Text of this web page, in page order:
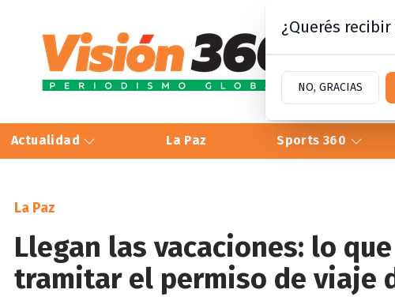
Actualidad La Paz Sports 360
La Paz
Llegan las vacaciones: lo
tramitar el permiso de viaje
¿Querés
NO, GRACIAS